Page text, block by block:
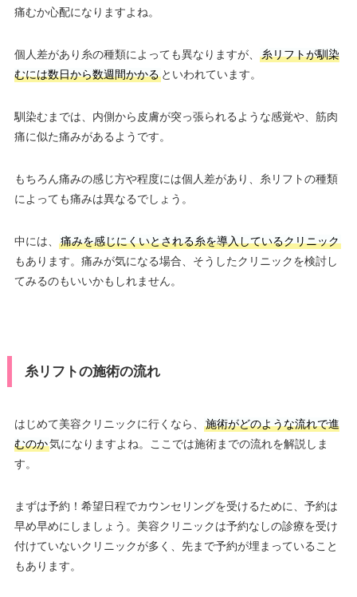
痛むか心配になりますよね。
個人差があり糸の種類によっても異なりますが、
糸リフトが馴染
むには数日から数週間かかるといわれています。
馴染むまでは、内側から皮膚が突っ張られるような感覚や、筋肉
痛に似た痛みがあるようです。
もちろん痛みの感じ方や程度には個人差があり、糸リフトの種類
によっても痛みは異なるでしょう。
中には、
痛みを感じにくいとされる糸を導入しているクリニック
もあります。痛みが気になる場合、そうしたクリニックを検討し
てみるのもいいかもしれません。
糸リフトの施術の流れ
はじめて美容クリニックに行くなら、
施術がどのような流れで進
むのか気になりますよね。ここでは施術までの流れを解説しま
す。
まずは予約！希望日程でカウンセリングを受けるために、予約は
早め早めにしましょう。美容クリニックは予約なしの診療を受け
付けていないクリニックが多く、先まで予約が埋まっていること
もあります。